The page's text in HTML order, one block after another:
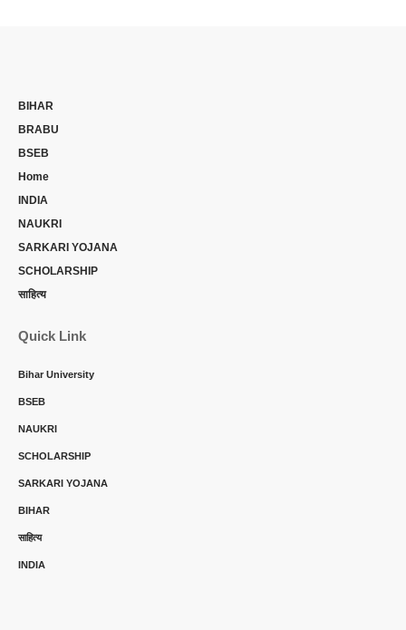
BIHAR
BRABU
BSEB
Home
INDIA
NAUKRI
SARKARI YOJANA
SCHOLARSHIP
साहित्य
Quick Link
Bihar University
BSEB
NAUKRI
SCHOLARSHIP
SARKARI YOJANA
BIHAR
साहित्य
INDIA